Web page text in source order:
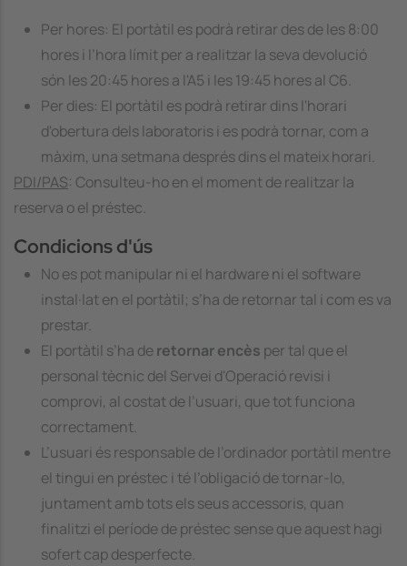
Per hores: El portàtil es podrà retirar des de les 8:00
hores i l’hora límit per a realitzar la seva devolució
són les 20:45 hores a l'A5 i les 19:45 hores al C6.
Per dies: El portàtil es podrà retirar dins l'horari
d'obertura dels laboratoris i es podrà tornar, com a
màxim, una setmana després dins el mateix horari.
PDI/PAS: Consulteu-ho en el moment de realitzar la
reserva o el préstec.
Condicions d'ús
No es pot manipular ni el hardware ni el software
instal·lat en el portàtil; s’ha de retornar tal i com es va
prestar.
El portàtil s’ha deretornar encès per tal que el
personal tècnic del Servei d'Operació revisi i
comprovi, al costat de l’usuari, que tot funciona
correctament.
L’usuari és responsable de l’ordinador portàtil mentre
el tingui en préstec i té l’obligació de tornar-lo,
juntament amb tots els seus accessoris, quan
finalitzi el període de préstec sense que aquest hagi
sofert cap desperfecte.